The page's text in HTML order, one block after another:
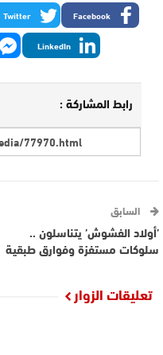
Facebook
Twitter
LinkedIn
رابط المشاركة :
السابق
’أولاد الفشوش’ يتناسلون ..
سلوكات مستفزة وفوارق طبقية
تعليقات الزوار